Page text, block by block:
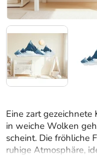
Eine zart gezeichnete
in weiche Wolken
scheint. Die fröhliche
ruhige Atmosphäre,